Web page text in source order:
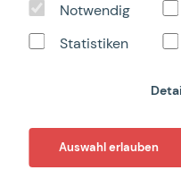
Notwendig
Statistiken
Auswahl erlauben
dreifive
UID-Nr.: